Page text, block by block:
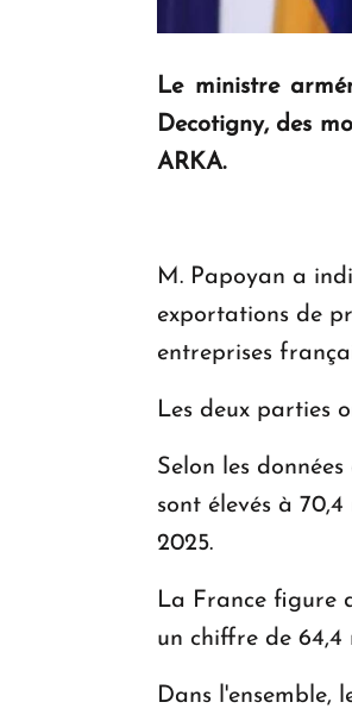
Le ministre
Decotigny, des
ARKA.
M. Papoyan a
exportations de
entreprises
Les deux parties
Selon les
sont élevés à
2025.
La France figure
un chiffre de
Dans l'ensemble,